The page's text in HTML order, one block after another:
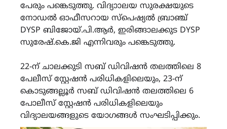
പേരും പങ്കെടുത്തു. വിദ്യാാലയ സുരക്ഷയുടെ
നോഡൽ ഓഫീസറായ സ്പെഷ്യൽ ബ്രാഞ്ച്
DYSP ബിജോയ്.പി.ആർ, ഇരിങ്ങാലക്കുട DYSP
സുരേഷ്.കെ.ജി എന്നിവരും പങ്കെടുത്തു.
22-ന് ചാലക്കുടി സബ് ഡിവിഷൻ തലത്തിലെ 8
പേലീസ് സ്റ്റേഷൻ പരിധികളിലെയും, 23-ന്
കൊടുങ്ങല്ലൂർ സബ് ഡിവിഷൻ തലത്തിലെ 6
പോലീസ് സ്റ്റേഷൻ പരിധികളിലെയും
വിദ്യാലയങ്ങളുടെ യോഗങ്ങൾ സംഘടിപ്പിക്കും.